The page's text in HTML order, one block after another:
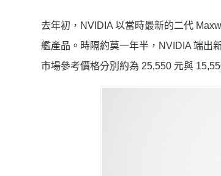
去年初，NVIDIA 以當時最新的二代
艦產品。時隔約莫一年半，NVIDIA 端出
市場參考價格分別約為 25,550 元與